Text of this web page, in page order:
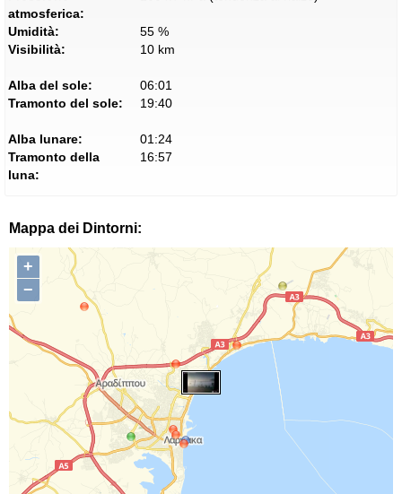
atmosferica:
Umidità:
55 %
Visibilità:
10 km
Alba del sole:
06:01
Tramonto del sole:
19:40
Alba lunare:
01:24
Tramonto della
luna:
16:57
Mappa dei Dintorni:
+
−